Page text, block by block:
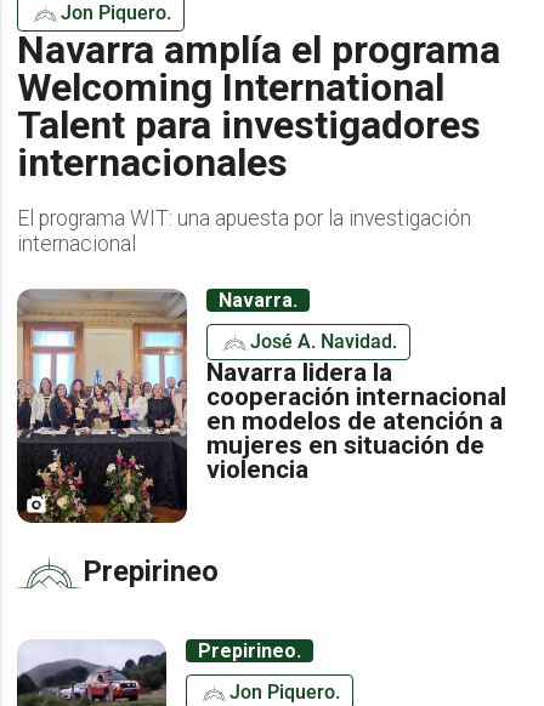
Jon Piquero.
Navarra amplía el programa
Welcoming International
Talent para investigadores
internacionales
El programa WIT: una apuesta por la investigación
internacional
Navarra.
José A. Navidad.
Navarra lidera la
cooperación internacional
en modelos de atención a
mujeres en situación de
violencia
Prepirineo
Prepirineo.
Jon Piquero.